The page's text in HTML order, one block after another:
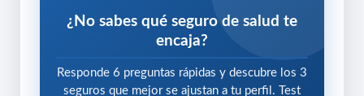
¿No sabes qué seguro de salud te
encaja?
Responde 6 preguntas rápidas y descubre los 3
seguros que mejor se ajustan a tu perfil. Test